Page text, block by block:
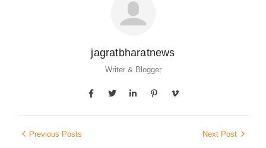
jagratbharatnews
Writer & Blogger
Previous Posts Next Post